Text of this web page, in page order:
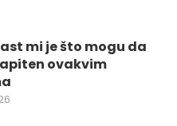
mi je što mogu da
ovakvim